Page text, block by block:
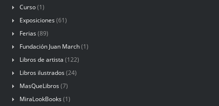
Curso(1)
Exposiciones (61)
Ferias (89)
Fundación Juan March(1)
Libros de artista (122)
Libros ilustrados (24)
MasQueLibros (7)
MiraLookBooks (1)